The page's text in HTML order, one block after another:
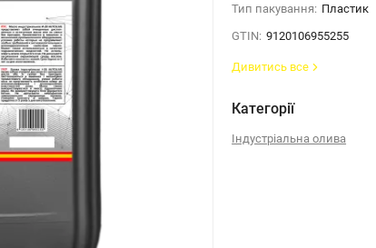
Тип пакування: Пластик
GTIN: 9120106955255
Дивитись все
Категорії
Індустріальна олива